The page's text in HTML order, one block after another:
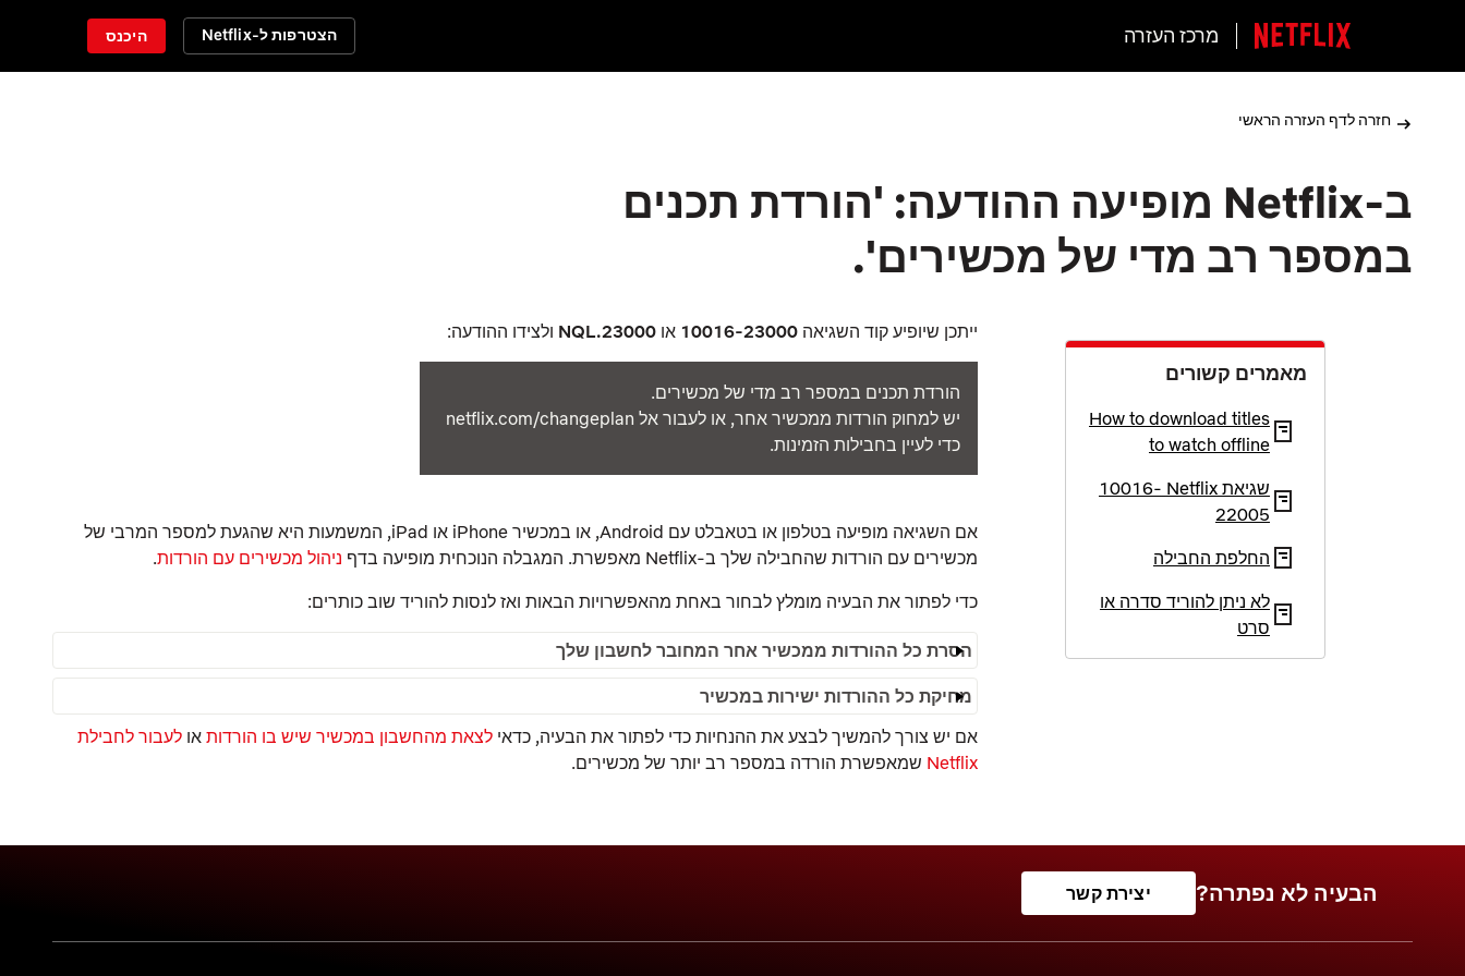
מרכז העזרה הצטרפות ל-Netflix היכנס
חזרה לדף העזרה הראשי
ב-Netflix מופיעה ההודעה: 'הורדת תכנים
במספר רב מדי של מכשירים'.
ייתכן שיופיע קוד השגיאה10016-23000 אוNQL.23000 ולצידו ההודעה:
הורדת תכנים במספר רב מדי של מכשירים.
יש למחוק הורדות ממכשיר אחר, או לעבור אל netflix.com/changeplan
כדי לעיין בחבילות הזמינות.
אם השגיאה מופיעה בטלפון או בטאבלט עם Android, או במכשיר iPhone או iPad, המשמעות היא שהגעת למספר המרבי של
מכשירים עם הורדות שהחבילה שלך ב‑Netflix מאפשרת. המגבלה הנוכחית מופיעה בדף
ניהול מכשירים עם הורדות.
כדי לפתור את הבעיה מומלץ לבחור באחת מהאפשרויות הבאות ואז לנסות להוריד שוב כותרים:
הסרת כל ההורדות ממכשיר אחר המחובר לחשבון שלך
מחיקת כל ההורדות ישירות במכשיר
אם יש צורך להמשיך לבצע את ההנחיות כדי לפתור את הבעיה, כדאילצאת מהחשבון במכשיר שיש בו הורדות אולעבור לחבילת
Netflix שמאפשרת הורדה במספר רב יותר של מכשירים.
מאמרים קשורים
How to download titles
to watch offline
שגיאת Netflix‏ 10016-
22005
החלפת החבילה
לא ניתן להוריד סדרה או
סרט
הבעיה לא נפתרה? יצירת קשר